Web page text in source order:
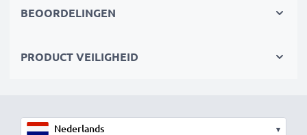
klussen tegen kortsluiting, overhitting en
Verwisselbare gereedschapsaccu:
BEOORDELINGEN
PRODUCT VEILIGHEID
▾